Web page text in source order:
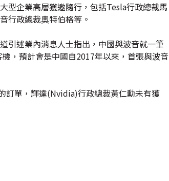
型企業高層獲邀隨行，包括Tesla行政總裁馬
行政總裁奧特伯格等。
引述業內消息人士指出，中國與波音就一筆
，預計會是中國自2017年以來，首張與波音
訂單，輝達(Nvidia)行政總裁黃仁勳未有獲